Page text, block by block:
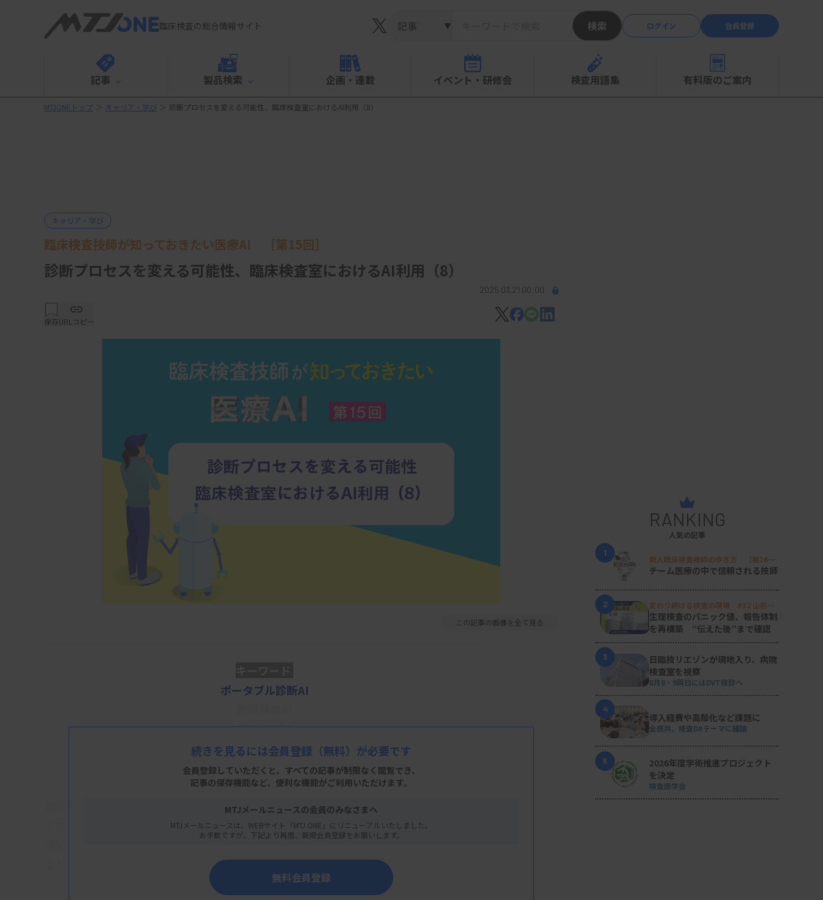
臨床検査の総合情報サイト ▼ 検索 ログイン 会員登録
記事 製品検索 企画・連載 イベント・研修会 検査用語集 有料版のご案内
MTJONEトップ ＞ キャリア・学び ＞ 診断プロセスを変える可能性、臨床検査室におけるAI利用（8）
キャリア・学び
臨床検査技師が知っておきたい医療AI ［第15回］
診断プロセスを変える可能性、臨床検査室におけるAI利用（8）
2025.03.21 00:00
保存URLコピー
この記事の画像を全て見る
ポータブル診断AI
認知症検査AI
前回より検査・診断技術の新展開として、従来検査に替わる検査技術としてのAIを解説し
てきました。今回はポータブル診断や眼底検査、新たに臨床検査技師業務として加わった
認知症検査など、AI技術が臨床検査室での検査・診断プロセスにどのような影響を与えよ
うとしているのかを、さらに解説したいと思います。
続きを見るには会員登録 （無料）が必要です
会員登録していただくと、すべての記事が制限なく閲覧でき、
記事の保存機能など、便利な機能がご利用いただけます。
MTJメールニュースの会員のみなさまへ
MTJメールニュースは、WEBサイト「MTJ ONE」にリニューアルいたしました。
お手数ですが、下記より再度、新規会員登録をお願いします。
無料会員登録
RANKING
人気の記事
1
新人臨床検査技師の歩き方 ［第16
回］
チーム医療の中で信頼される技師
2
変わり続ける検査の現場 #32 山形済
生病院
生理検査のパニック値、報告体制
を再構築 “伝えた後”まで確認
3
日臨技リエゾンが現地入り、病院
検査室を視察
8月8・9両日にはDVT検診へ
4
導入経費や高齢化など課題に
全医共、検査DXテーマに議論
5
2026年度学術推進プロジェクト
を決定
検査医学会